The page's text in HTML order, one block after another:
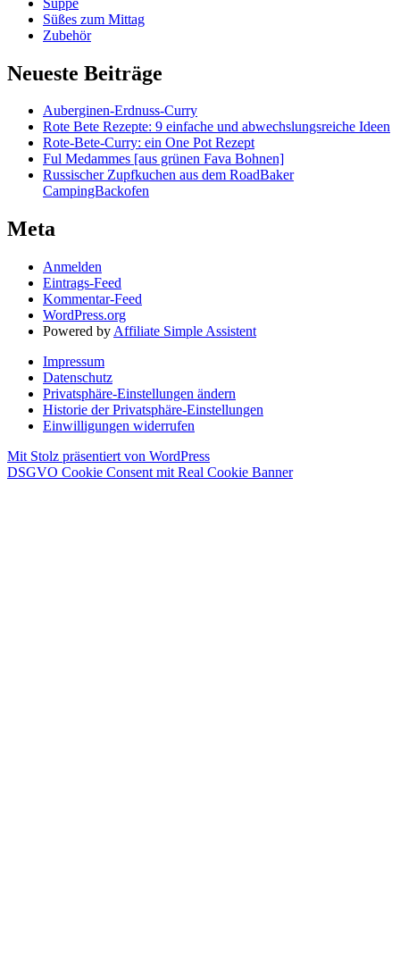
Süßes zum Mittag
Zubehör
Neueste Beiträge
Auberginen-Erdnuss-Curry
Rote Bete Rezepte: 9 einfache und abwechslungsreiche Ideen
Rote-Bete-Curry: ein One Pot Rezept
Ful Medammes [aus grünen Fava Bohnen]
Russischer Zupfkuchen aus dem RoadBaker
CampingBackofen
Meta
Anmelden
Eintrags-Feed
Kommentar-Feed
WordPress.org
Powered by Affiliate Simple Assistent
Impressum
Datenschutz
Privatsphäre-Einstellungen ändern
Historie der Privatsphäre-Einstellungen
Einwilligungen widerrufen
Mit Stolz präsentiert von WordPress
DSGVO Cookie Consent mit Real Cookie Banner